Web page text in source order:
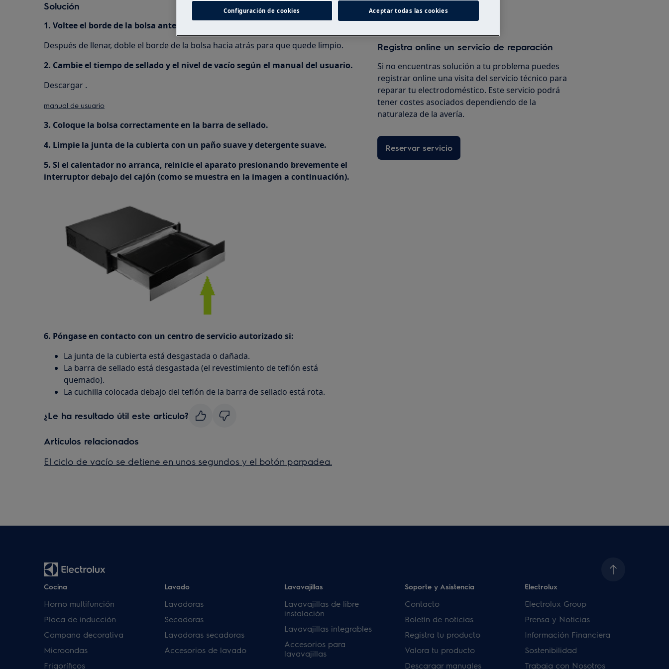
Solución
1. Voltee el borde de la bolsa antes de agregar comida.
Después de llenar, doble el borde de la bolsa hacia atrás para que quede limpio.
2. Cambie el tiempo de sellado y el nivel de vacío según el manual del usuario.
Descargar .
manual de usuario
3. Coloque la bolsa correctamente en la barra de sellado.
4. Limpie la junta de la cubierta con un paño suave y detergente suave.
5. Si el calentador no arranca, reinicie el aparato presionando brevemente el
interruptor debajo del cajón (como se muestra en la imagen a continuación).
6. Póngase en contacto con un centro de servicio autorizado si:
La junta de la cubierta está desgastada o dañada.
La barra de sellado está desgastada (el revestimiento de teflón está
quemado).
La cuchilla colocada debajo del teflón de la barra de sellado está rota.
¿Le ha resultado útil este artículo?
Artículos relacionados
El ciclo de vacío se detiene en unos segundos y el botón parpadea.
Registra online un servicio de reparación
Si no encuentras solución a tu problema puedes
registrar online una visita del servicio técnico para
reparar tu electrodoméstico. Este servicio podrá
tener costes asociados dependiendo de la
naturaleza de la avería.
Reservar servicio
Cocina
Horno multifunción
Placa de inducción
Campana decorativa
Microondas
Frigoríficos
Lavado
Lavadoras
Secadoras
Lavadoras secadoras
Accesorios de lavado
Lavavajillas
Lavavajillas de libre
instalación
Lavavajillas integrables
Accesorios para
lavavajillas
Soporte y Asistencia
Contacto
Boletín de noticias
Registra tu producto
Valora tu producto
Descargar manuales
Electrolux
Electrolux Group
Prensa y Noticias
Información Financiera
Sostenibilidad
Trabaja con Nosotros
Configuración de cookies Aceptar todas las cookies